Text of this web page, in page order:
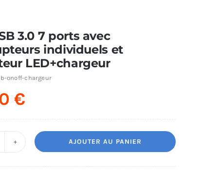
3.0 7 ports avec
individuels et
LED+chargeur
onoff-chargeur
€
AJOUTER AU PANIER